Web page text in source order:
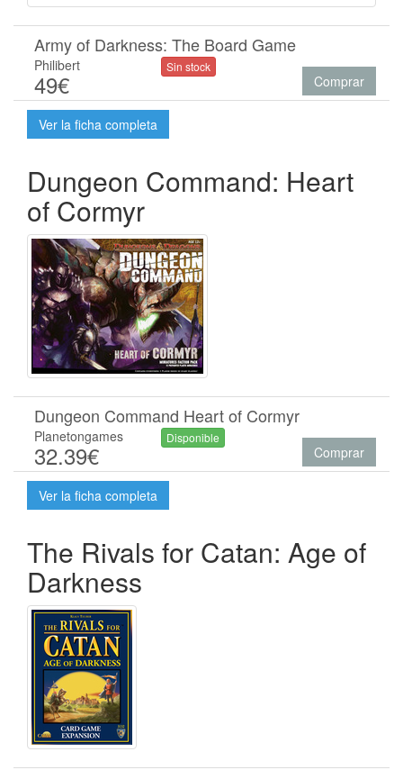
Army of Darkness: The Board Game
Philibert
49€
Sin stock
Comprar
Ver la ficha completa
Dungeon Command: Heart
of Cormyr
Dungeon Command Heart of Cormyr
Planetongames
32.39€
Disponible
Comprar
Ver la ficha completa
The Rivals for Catan: Age of
Darkness